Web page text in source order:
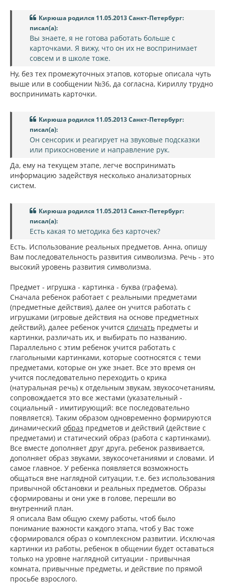
Кирюша родился 11.05.2013 Санкт-Петербург:
писал(а):
Вы знаете, я не готова работать больше с
карточками. Я вижу, что он их не воспринимает
совсем и в школе тоже.
Ну, без тех промежуточных этапов, которые описала чуть
выше или в сообщении №36, да согласна, Кириллу трудно
воспринимать карточки.
Кирюша родился 11.05.2013 Санкт-Петербург:
писал(а):
Он сенсорик и реагирует на звуковые подсказки
или прикосновение и направление рук.
Да, ему на текущем этапе, легче воспринимать
информацию задействуя несколько анализаторных
систем.
Кирюша родился 11.05.2013 Санкт-Петербург:
писал(а):
Есть какая то методика без карточек?
Есть. Использование реальных предметов. Анна, опишу
Вам последовательность развития символизма. Речь - это
высокий уровень развития символизма.
Предмет - игрушка - картинка - буква (графема).
Сначала ребенок работает с реальными предметами
(предметные действия), далее он учится работать с
игрушками (игровые действия на основе предметных
действий), далее ребенок учится сличать предметы и
картинки, различать их, и выбирать по названию.
Параллельно с этим ребенок учится работать с
глагольными картинками, которые соотносятся с теми
предметами, которые он уже знает. Все это время он
учится последовательно переходить о крика
(натуральная речь) к отдельным звукам, звукосочетаниям,
сопровождается это все жестами (указательный -
социальный - имитирующий: все последовательно
появляется). Таким образом одновременно формируются
динамический образ предметов и действий (действие с
предметами) и статический образ (работа с картинками).
Все вместе дополняет друг друга, ребенок развивается,
дополняет образ звуками, звукосочетаниями и словами. И
самое главное. У ребенка появляется возможность
общаться вне наглядной ситуации, т.е. без использования
привычной обстановки и реальных предметов. Образы
сформированы и они уже в голове, перешли во
внутренний план.
Я описала Вам общую схему работы, чтоб было
понимание важности каждого этапа, чтоб у Вас тоже
сформировался образ о комплексном развитии. Исключая
картинки из работы, ребенок в общении будет оставаться
только на уровне наглядной ситуации - привычная
комната, привычные предметы, и действие по прямой
просьбе взрослого.